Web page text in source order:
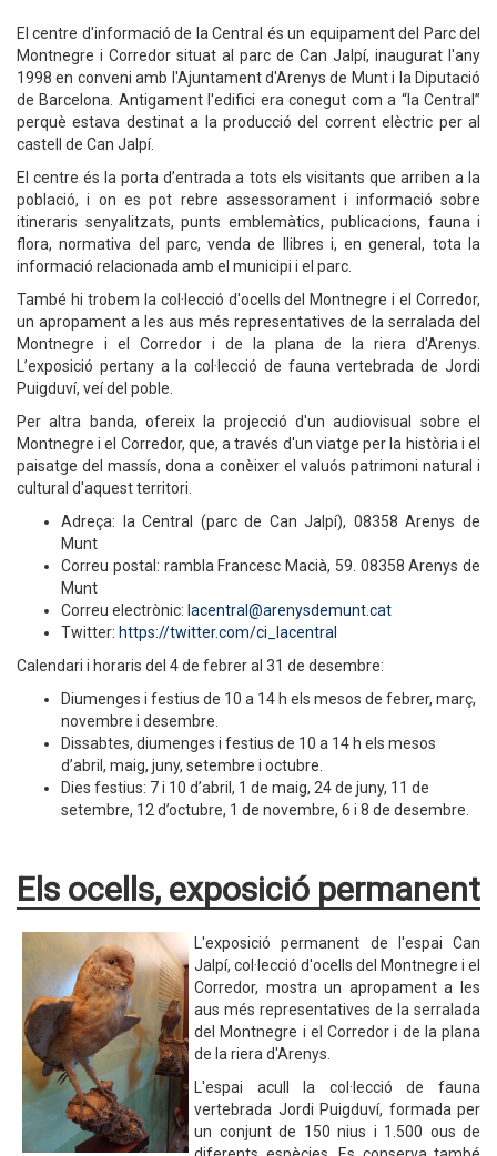
El centre d'informació de la Central és un equipament del Parc del
Montnegre i Corredor situat al parc de Can Jalpí, inaugurat l'any
1998 en conveni amb l'Ajuntament d'Arenys de Munt i la Diputació
de Barcelona. Antigament l'edifici era conegut com a “la Central”
perquè estava destinat a la producció del corrent elèctric per al
castell de Can Jalpí.
El centre és la porta d’entrada a tots els visitants que arriben a la
població, i on es pot rebre assessorament i informació sobre
itineraris senyalitzats, punts emblemàtics, publicacions, fauna i
flora, normativa del parc, venda de llibres i, en general, tota la
informació relacionada amb el municipi i el parc.
També hi trobem la col·lecció d'ocells del Montnegre i el Corredor,
un apropament a les aus més representatives de la serralada del
Montnegre i el Corredor i de la plana de la riera d'Arenys.
L’exposició pertany a la col·lecció de fauna vertebrada de Jordi
Puigduví, veí del poble.
Per altra banda, ofereix la projecció d'un audiovisual sobre el
Montnegre i el Corredor, que, a través d'un viatge per la història i el
paisatge del massís, dona a conèixer el valuós patrimoni natural i
cultural d'aquest territori.
Adreça: la Central (parc de Can Jalpí), 08358 Arenys de
Munt
Correu postal: rambla Francesc Macià, 59. 08358 Arenys de
Munt
Correu electrònic: lacentral@arenysdemunt.cat
Twitter: https://twitter.com/ci_lacentral
Calendari i horaris del 4 de febrer al 31 de desembre:
Diumenges i festius de 10 a 14 h els mesos de febrer, març,
novembre i desembre.
Dissabtes, diumenges i festius de 10 a 14 h els mesos
d’abril, maig, juny, setembre i octubre.
Dies festius: 7 i 10 d’abril, 1 de maig, 24 de juny, 11 de
setembre, 12 d’octubre, 1 de novembre, 6 i 8 de desembre.
Els ocells, exposició permanent
L'exposició permanent de l'espai Can
Jalpí, col·lecció d'ocells del Montnegre i el
Corredor, mostra un apropament a les
aus més representatives de la serralada
del Montnegre i el Corredor i de la plana
de la riera d'Arenys.
L'espai acull la col·lecció de fauna
vertebrada Jordi Puigduví, formada per
un conjunt de 150 nius i 1.500 ous de